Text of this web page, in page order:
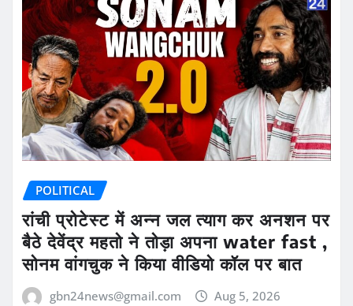
POLITICAL
रांची प्रोटेस्ट में अन्न जल त्याग कर अनशन पर
बैठे देवेंद्र महतो ने तोड़ा अपना water fast ,
सोनम वांगचुक ने किया वीडियो कॉल पर बात
gbn24news@gmail.com Aug 5, 2026